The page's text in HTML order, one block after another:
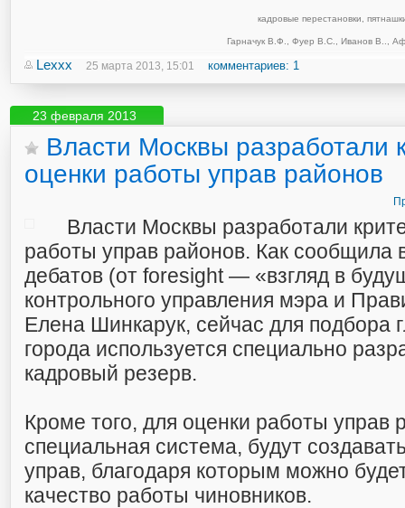
кадровые перестановки
Гарначук В.Ф. Фуер В.С. Иванов В..
Lexxx 25 марта 2013, 15:01 комментариев: 1
23 февраля 2013
Власти Москвы разработали
оценки работы управ районов
Власти Москвы разработали
работы управ районов. Как сообщила
дебатов (от foresight — «взгляд в
контрольного управления мэра и
Елена Шинкарук, сейчас для подбора
города используется специально
кадровый резерв.
Кроме того, для оценки работы управ
специальная система, будут
управ, благодаря которым можно
качество работы чиновников.